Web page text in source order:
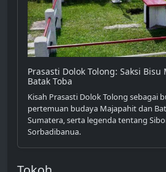
Prasasti Dolok Tolong: Saksi
Batak Toba
Kisah Prasasti Dolok Tolong sebagai
pertemuan budaya Majapahit dan
Sumatera, serta legenda tentang
Sorbadibanua.